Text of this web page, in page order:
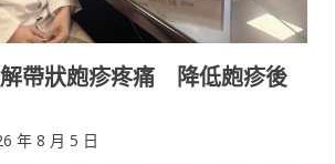
帶狀皰疹疼痛 降低皰疹後
年 8 月 5 日